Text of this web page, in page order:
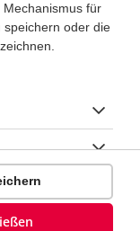
Herrscher
. Er lebte
Tod
Philipp bereits
der
für
speichern oder die